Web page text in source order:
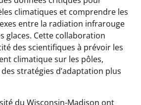
climatiques et comprendre les
entre la radiation infrarouge
glaces. Cette collaboration
des scientifiques à prévoir les
climatique sur les pôles,
stratégies d’adaptation plus
du Wisconsin-Madison ont